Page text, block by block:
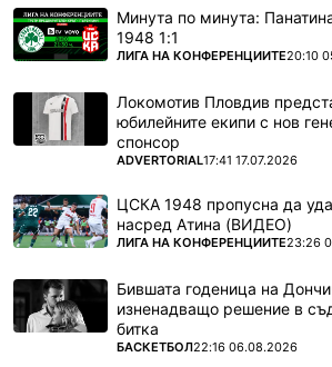
Минута по минута:
1948 1:1
ПОВЕЧЕ ОТ
ЛИГА НА КОНФЕРЕНЦИИТЕ20:10
Локомотив Пловдив
юбилейните екипи с нов
спонсор
ПОВЕЧЕ ОТ
ADVERTORIAL17:41 17.07.2026
ЦСКА 1948 пропусна да
насред Атина (ВИДЕО)
ПОВЕЧЕ ОТ
ЛИГА НА КОНФЕРЕНЦИИТЕ23:26
Бившата годеница на
изненадващо решение в
битка
ПОВЕЧЕ ОТ
БАСКЕТБОЛ22:16 06.08.2026